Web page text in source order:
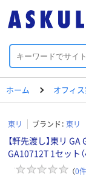
ホーム オフィ
東リ ブランド： 東リ
【軒先渡し】東リ
GA10712T 1セット（
（0